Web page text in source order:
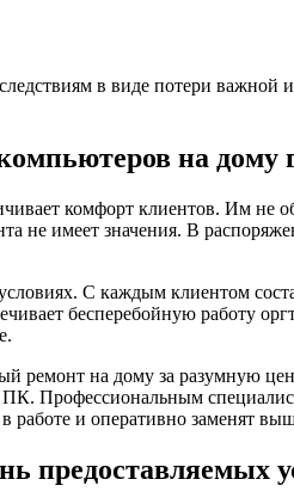
в виде потери
на дому
комфорт клиентов. Им не
не имеет значения. В
С каждым клиентом
бесперебойную работу
ремонт на дому за разумную
Профессиональным
и оперативно заменят
предоставляемых